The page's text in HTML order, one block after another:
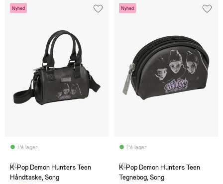
Nyhed
På lager
(0)
K-Pop Demon Hunters Teen
Håndtaske, Song
Nyhed
På lager
(0)
K-Pop Demon Hunters Teen
Tegnebog, Song